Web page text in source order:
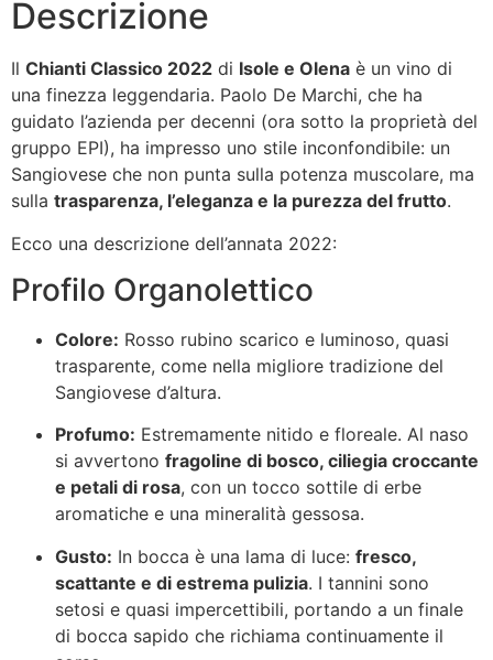
Descrizione
Il Chianti Classico 2022 di Isole e Olena è un vino di
una finezza leggendaria. Paolo De Marchi, che ha
guidato l’azienda per decenni (ora sotto la proprietà del
gruppo EPI), ha impresso uno stile inconfondibile: un
Sangiovese che non punta sulla potenza muscolare, ma
sulla trasparenza, l’eleganza e la purezza del frutto.
Ecco una descrizione dell’annata 2022:
Profilo Organolettico
Colore: Rosso rubino scarico e luminoso, quasi
trasparente, come nella migliore tradizione del
Sangiovese d’altura.
Profumo: Estremamente nitido e floreale. Al naso
si avvertono fragoline di bosco, ciliegia croccante
e petali di rosa, con un tocco sottile di erbe
aromatiche e una mineralità gessosa.
Gusto: In bocca è una lama di luce: fresco,
scattante e di estrema pulizia. I tannini sono
setosi e quasi impercettibili, portando a un finale
di bocca sapido che richiama continuamente il